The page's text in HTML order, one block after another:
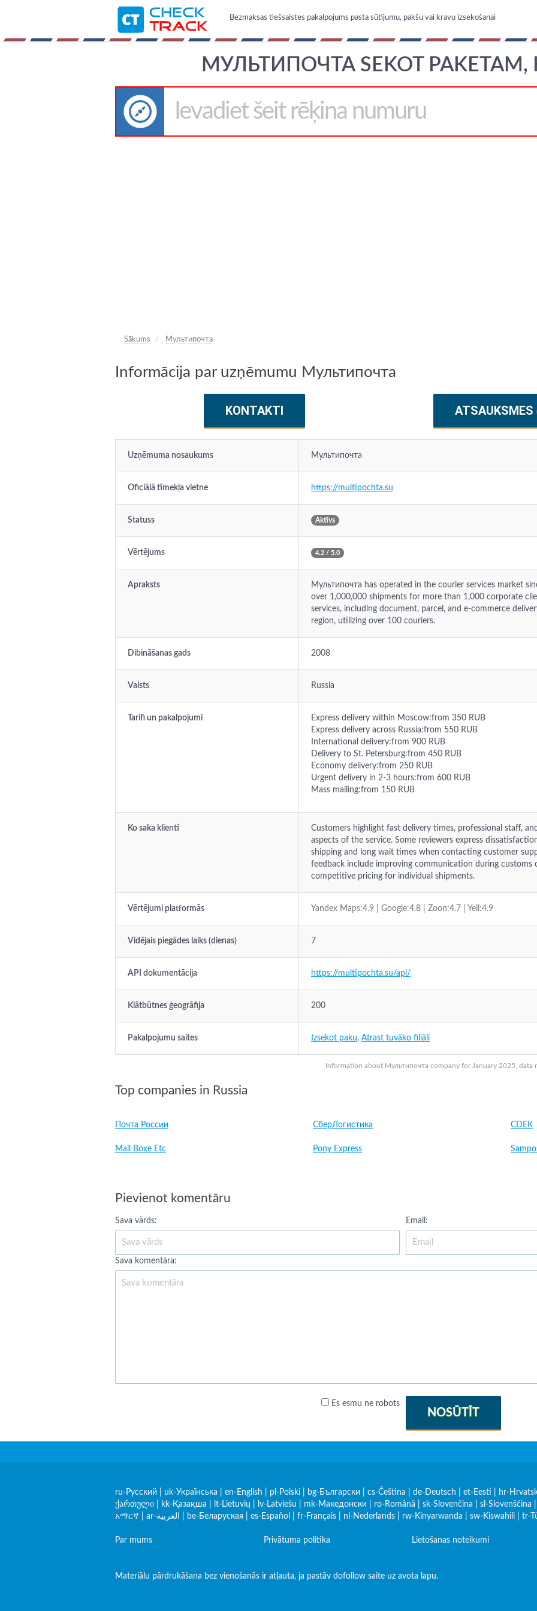
Bezmaksas tiešsaistes pakalpojums pasta sūtījumu, pakšu vai kravu izsekošanai
МУЛЬТИПОЧТА SEKOT PAKETAM,
Sākums Мультипочта
Informācija par uzņēmumu Мультипочта
KONTAKTI ATSAUKSMES
Information about Мультипочта company for January 2025, data
Uzņēmuma nosaukums Мультипочта
Oficiālā tīmekļa vietne https://multipochta.su
Statuss Aktīvs
Vērtējums 4.2 / 5.0
Apraksts
Мультипочта has operated in the courier services market
over 1,000,000 shipments for more than 1,000 corporate
services, including document, parcel, and e-commerce
region, utilizing over 100 couriers.
Dibināšanas gads 2008
Valsts Russia
Tarifi un pakalpojumi
Express delivery within Moscow:from 350 RUB
Express delivery across Russia:from 550 RUB
International delivery:from 900 RUB
Delivery to St. Petersburg:from 450 RUB
Economy delivery:from 250 RUB
Urgent delivery in 2-3 hours:from 600 RUB
Mass mailing:from 150 RUB
Ko saka klienti
Customers highlight fast delivery times, professional staff,
aspects of the service. Some reviewers express
shipping and long wait times when contacting customer
feedback include improving communication during customs
competitive pricing for individual shipments.
Vērtējumi platformās Yandex Maps:4.9 | Google:4.8 | Zoon:4.7 | Yell:4.9
Vidējais piegādes laiks (dienas) 7
API dokumentācija https://multipochta.su/api/
Klātbūtnes ģeogrāfija 200
Pakalpojumu saites Izsekot paku, Atrast tuvāko filiāli
Top companies in Russia
Почта России СберЛогистика CDEK
Mail Boxe Etc Pony Express
Pievienot komentāru
Sava vārds: Email:
Sava komentāra:
Es esmu ne robots
NOSŪTĪT
ru-Русский uk-Українська en-English pl-Polski bg-Български cs-Čeština de-Deutsch et-Eesti
hr-
ქართული
kk-Қазақша lt-Lietuvių lv-Latviešu mk-Македонски ro-Română sk-Slovenčina sl-Slovenščina
አማርኛ
ar-العربية be-Беларуская es-Español fr-Français nl-Nederlands rw-Kinyarwanda sw-Kiswahili tr-
Par mums Privātuma politika Lietošanas noteikumi
Materiālu pārdrukāšana bez vienošanās ir atļauta, ja pastāv dofollow saite uz avota lapu.